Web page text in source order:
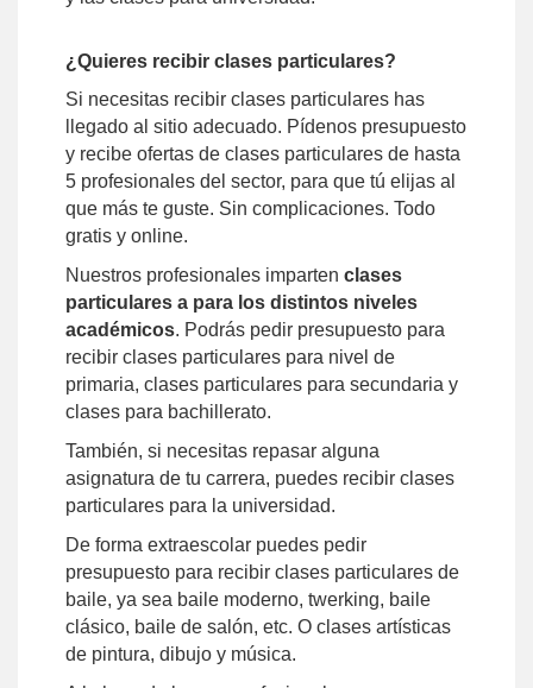
¿Quieres recibir clases particulares?
Si necesitas recibir clases particulares has
llegado al sitio adecuado. Pídenos presupuesto
y recibe ofertas de clases particulares de hasta
5 profesionales del sector, para que tú elijas al
que más te guste. Sin complicaciones. Todo
gratis y online.
Nuestros profesionales imparten clases
particulares a para los distintos niveles
académicos. Podrás pedir presupuesto para
recibir clases particulares para nivel de
primaria, clases particulares para secundaria y
clases para bachillerato.
También, si necesitas repasar alguna
asignatura de tu carrera, puedes recibir clases
particulares para la universidad.
De forma extraescolar puedes pedir
presupuesto para recibir clases particulares de
baile, ya sea baile moderno, twerking, baile
clásico, baile de salón, etc. O clases artísticas
de pintura, dibujo y música.